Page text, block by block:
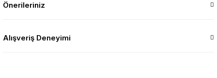
Önerileriniz
Alışveriş Deneyimi